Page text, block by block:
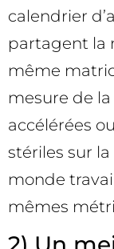
calendrier
partagent la
même
mesure de
accélérées
stériles sur la
monde
mêmes